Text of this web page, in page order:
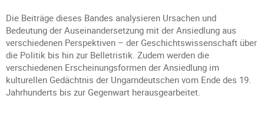
Die Beiträge dieses Bandes analysieren Ursachen und
Bedeutung der Auseinandersetzung mit der Ansiedlung aus
verschiedenen Perspektiven – der Geschichtswissenschaft über
die Politik bis hin zur Belletristik. Zudem werden die
verschiedenen Erscheinungsformen der Ansiedlung im
kulturellen Gedächtnis der Ungarndeutschen vom Ende des 19.
Jahrhunderts bis zur Gegenwart herausgearbeitet.